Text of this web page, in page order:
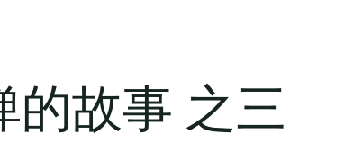
的故事 之三